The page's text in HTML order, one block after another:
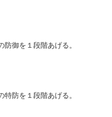
防御を１段階あげる。
特防を１段階あげる。